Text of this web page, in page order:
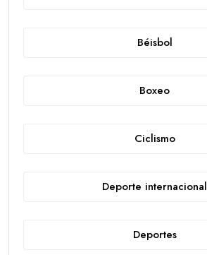
Béisbol
Boxeo
Ciclismo
Deporte internacional
Deportes